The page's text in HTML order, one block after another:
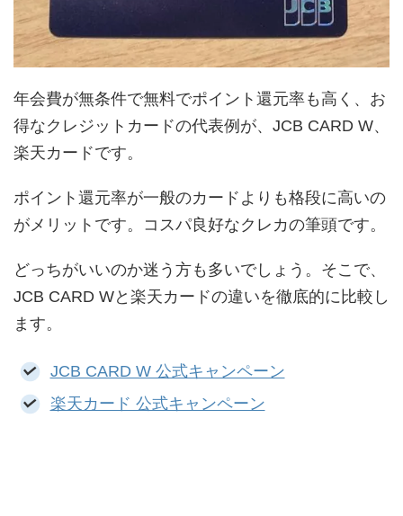
年会費が無条件で無料でポイント還元率も高く、お
得なクレジットカードの代表例が、JCB CARD W、
楽天カードです。
ポイント還元率が一般のカードよりも格段に高いの
がメリットです。コスパ良好なクレカの筆頭です。
どっちがいいのか迷う方も多いでしょう。そこで、
JCB CARD Wと楽天カードの違いを徹底的に比較し
ます。
JCB CARD W 公式キャンペーン
楽天カード 公式キャンペーン